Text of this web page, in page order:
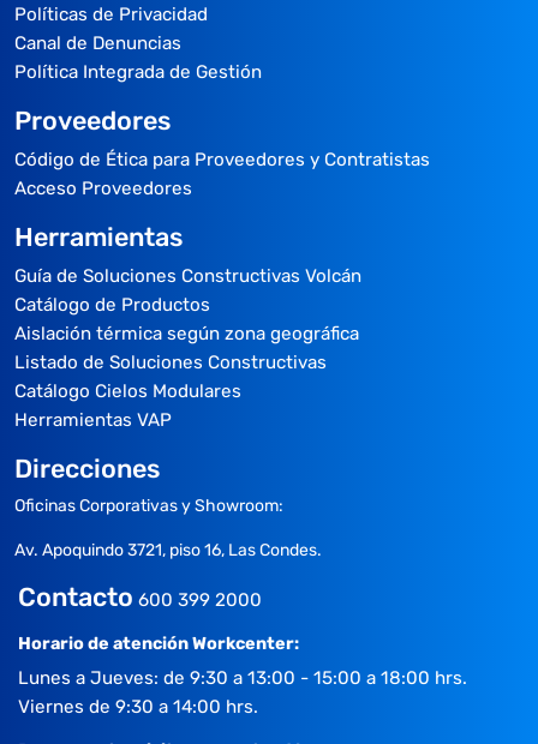
Políticas de Privacidad
Canal de Denuncias
Política Integrada de Gestión
Proveedores
Código de Ética para Proveedores y Contratistas
Acceso Proveedores
Herramientas
Guía de Soluciones Constructivas Volcán
Catálogo de Productos
Aislación térmica según zona geográfica
Listado de Soluciones Constructivas
Catálogo Cielos Modulares
Herramientas VAP
Direcciones
Oficinas Corporativas y Showroom:
Av. Apoquindo 3721, piso 16, Las Condes.
Contacto 600 399 2000
Horario de atención Workcenter:
Lunes a Jueves: de 9:30 a 13:00 - 15:00 a 18:00 hrs.
Viernes de 9:30 a 14:00 hrs.